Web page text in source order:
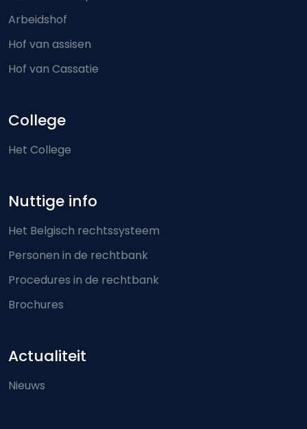
Arbeidshof
Hof van assisen
Hof van Cassatie
College
Het College
Nuttige info
Het Belgisch rechtssysteem
Personen in de rechtbank
Procedures in de rechtbank
Brochures
Actualiteit
Nieuws